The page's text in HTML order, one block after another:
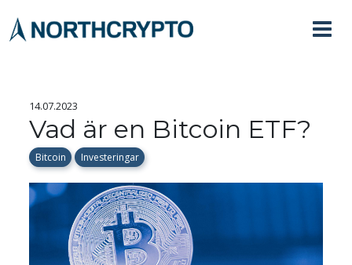
14.07.2023
Vad är en Bitcoin ETF?
Bitcoin Investeringar